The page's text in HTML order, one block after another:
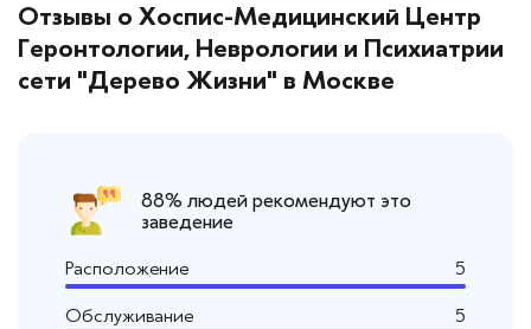
Отзывы о Хоспис-Медицинский Центр
Геронтологии, Неврологии и Психиатрии
сети "Дерево Жизни" в Москве
88% людей рекомендуют это
заведение
Расположение 5
Обслуживание 5